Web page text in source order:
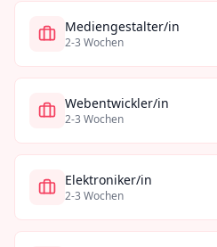
Mediengestalter/in
2-3 Wochen
Webentwickler/in
2-3 Wochen
Elektroniker/in
2-3 Wochen